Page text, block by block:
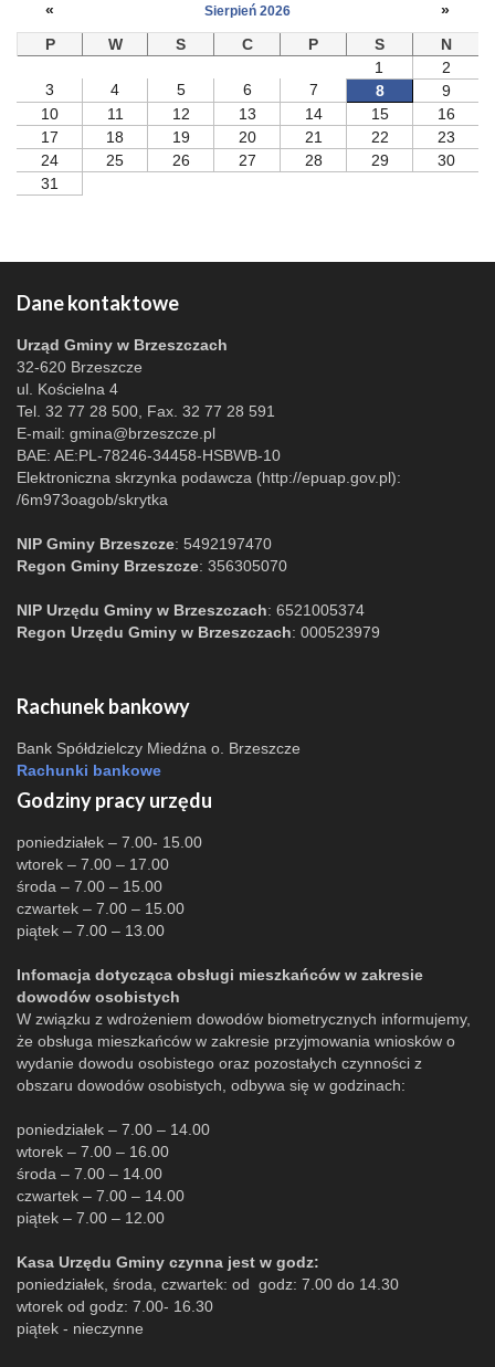
« Sierpień 2026
»
P
W S C P S
N
1
2
3
4 5 6 7 8
9
10
11 12 13 14 15
16
17
18 19 20 21 22
23
24
25 26 27 28 29
30
31
Dane kontaktowe
Urząd Gminy w Brzeszczach
32-620 Brzeszcze
ul. Kościelna 4
Tel. 32 77 28 500, Fax. 32 77 28 591
E-mail: gmina@brzeszcze.pl
BAE: AE:PL-78246-34458-HSBWB-10
Elektroniczna skrzynka podawcza (http://epuap.gov.pl):
/6m973oagob/skrytka
NIP Gminy Brzeszcze: 5492197470
Regon Gminy Brzeszcze: 356305070
NIP Urzędu Gminy w Brzeszczach: 6521005374
Regon Urzędu Gminy w Brzeszczach: 000523979
Rachunek bankowy
Bank Spółdzielczy Miedźna o. Brzeszcze
Rachunki bankowe
Godziny pracy urzędu
poniedziałek – 7.00- 15.00
wtorek – 7.00 – 17.00
środa – 7.00 – 15.00
czwartek – 7.00 – 15.00
piątek – 7.00 – 13.00
Infomacja dotycząca obsługi mieszkańców w zakresie
dowodów osobistych
W związku z wdrożeniem dowodów biometrycznych informujemy,
że obsługa mieszkańców w zakresie przyjmowania wniosków o
wydanie dowodu osobistego oraz pozostałych czynności z
obszaru dowodów osobistych, odbywa się w godzinach:
poniedziałek – 7.00 – 14.00
wtorek – 7.00 – 16.00
środa – 7.00 – 14.00
czwartek – 7.00 – 14.00
piątek – 7.00 – 12.00
Kasa Urzędu Gminy czynna jest w godz:
poniedziałek, środa, czwartek: od godz: 7.00 do 14.30
wtorek od godz: 7.00- 16.30
piątek - nieczynne